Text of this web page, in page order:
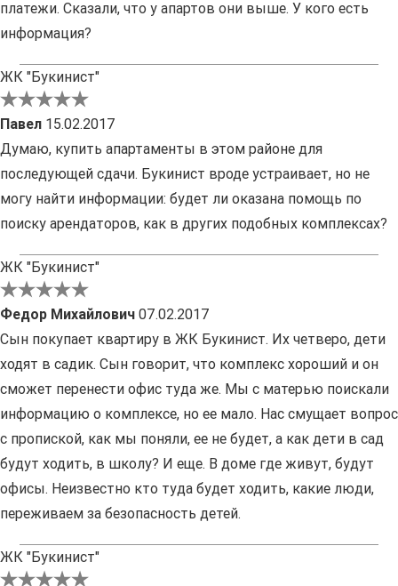
платежи. Сказали, что у апартов они выше. У кого есть
информация?
ЖК "Букинист"
Павел 15.02.2017
Думаю, купить апартаменты в этом районе для
последующей сдачи. Букинист вроде устраивает, но не
могу найти информации: будет ли оказана помощь по
поиску арендаторов, как в других подобных комплексах?
ЖК "Букинист"
Федор Михайлович 07.02.2017
Сын покупает квартиру в ЖК Букинист. Их четверо, дети
ходят в садик. Сын говорит, что комплекс хороший и он
сможет перенести офис туда же. Мы с матерью поискали
информацию о комплексе, но ее мало. Нас смущает вопрос
с пропиской, как мы поняли, ее не будет, а как дети в сад
будут ходить, в школу? И еще. В доме где живут, будут
офисы. Неизвестно кто туда будет ходить, какие люди,
переживаем за безопасность детей.
ЖК "Букинист"